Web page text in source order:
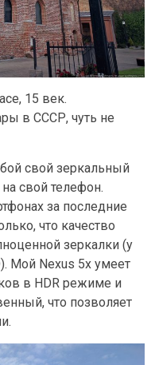
15 век.
в СССР, чуть не
свой зеркальный
свой телефон.
за последние
что качество
зеркалки (у
Мой Nexus 5x умеет
в HDR режиме и
что позволяет